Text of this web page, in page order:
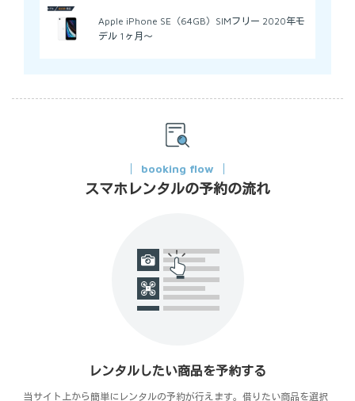
Apple iPhone SE（64GB）SIMフリー 2020年モ
デル 1ヶ月～
booking flow
スマホレンタルの予約の流れ
レンタルしたい商品を予約する
当サイト上から簡単にレンタルの予約が行えます。借りたい商品を選択